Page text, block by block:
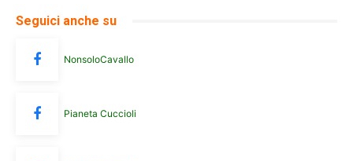
Seguici anche su
NonsoloCavallo
Pianeta Cuccioli